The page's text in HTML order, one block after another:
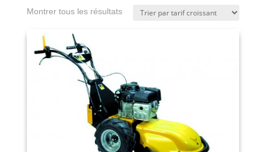
Montrer tous les résultats